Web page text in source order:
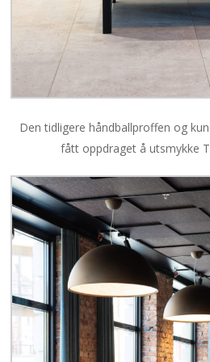
Den tidligere håndballproffen og
fått oppdraget å utsmykke